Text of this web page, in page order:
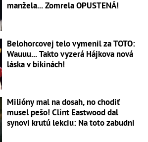
manžela... Zomrela OPUSTENÁ!
Belohorcovej telo vymenil za TOTO:
Wauuu... Takto vyzerá Hájkova nová
láska v bikinách!
Milióny mal na dosah, no chodiť
musel pešo! Clint Eastwood dal
synovi krutú lekciu: Na toto zabudni